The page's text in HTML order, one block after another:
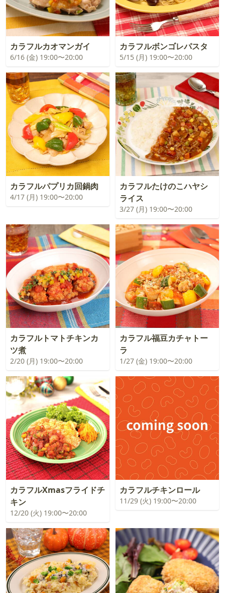
カラフルカオマンガイ
6/16 (金) 19:00〜20:00
カラフルボンゴレパスタ
5/15 (月) 19:00〜20:00
カラフルパプリカ回鍋肉
4/17 (月) 19:00〜20:00
カラフルたけのこハヤシ
ライス
3/27 (月) 19:00〜20:00
カラフルトマトチキンカ
ツ煮
2/20 (月) 19:00〜20:00
カラフル福豆カチャトー
ラ
1/27 (金) 19:00〜20:00
カラフルXmasフライドチ
キン
12/20 (火) 19:00〜20:00
カラフルチキンロール
11/29 (火) 19:00〜20:00